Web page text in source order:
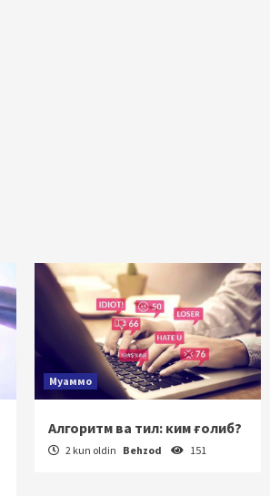
Муаммо
Алгоритм ва тил: ким ғолиб?
2 kun oldin Behzod 151